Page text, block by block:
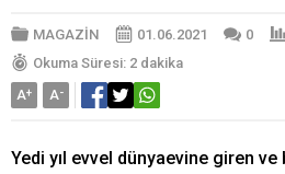
MAGAZİN 01.06.2021 0
Okuma Süresi: 2 dakika
A+ A-
Yedi yıl evvel dünyaevine giren